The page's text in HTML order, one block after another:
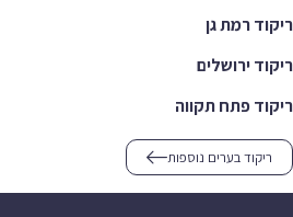
ריקוד רמת גן
ריקוד ירושלים
ריקוד פתח תקווה
ריקוד בערים נוספות